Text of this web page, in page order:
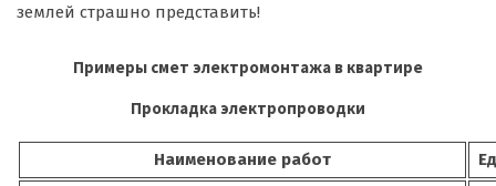
землей страшно представить!
Примеры смет электромонтажа в квартире
Прокладка электропроводки
Наименование работ